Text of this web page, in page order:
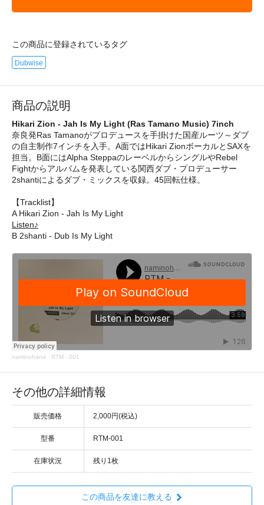
この商品に登録されているタグ
Dubwise
商品の説明
Hikari Zion - Jah Is My Light (Ras Tamano Music) 7inch
奈良発Ras Tamanoがプロデュースを手掛けた国産ルーツ～ダブ
の自主制作7インチを入手。A面ではHikari ZionボーカルとSAXを
担当。B面にはAlpha SteppaのレーベルからシングルやRebel
Fightからアルバムを発表している関西ダブ・プロデューサー
2shantiによるダブ・ミックスを収録。45回転仕様。
【Tracklist】
A Hikari Zion - Jah Is My Light
Listen♪
B 2shanti - Dub Is My Light
naminohana · RTM - 001
その他の詳細情報
販売価格 2,000円(税込)
型番 RTM-001
在庫状況 残り1枚
この商品を友達に教える